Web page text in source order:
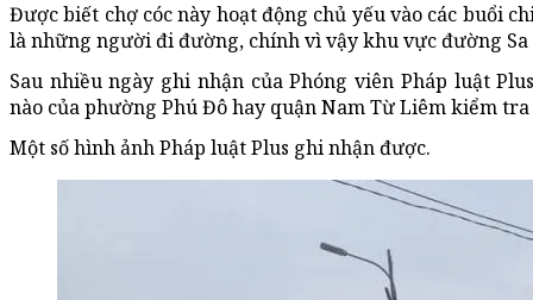
Được biết chợ cóc này hoạt động chủ yếu vào các buổi
là những người đi đường, chính vì vậy khu vực đường
Sau nhiều ngày ghi nhận của Phóng viên Pháp luật
nào của phường Phú Đô hay quận Nam Từ Liêm kiểm
Một số hình ảnh Pháp luật Plus ghi nhận được.